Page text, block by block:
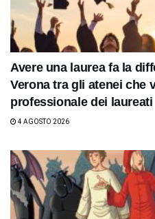
Avere una laurea fa la
Verona tra gli atenei che
professionale dei laureati
4 AGOSTO 2026